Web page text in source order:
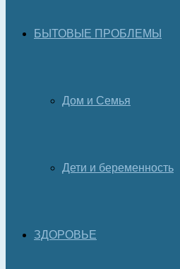
БЫТОВЫЕ ПРОБЛЕМЫ
Дом и Семья
Дети и беременность
ЗДОРОВЬЕ